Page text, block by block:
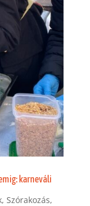
karneváli
, Szórakozás,